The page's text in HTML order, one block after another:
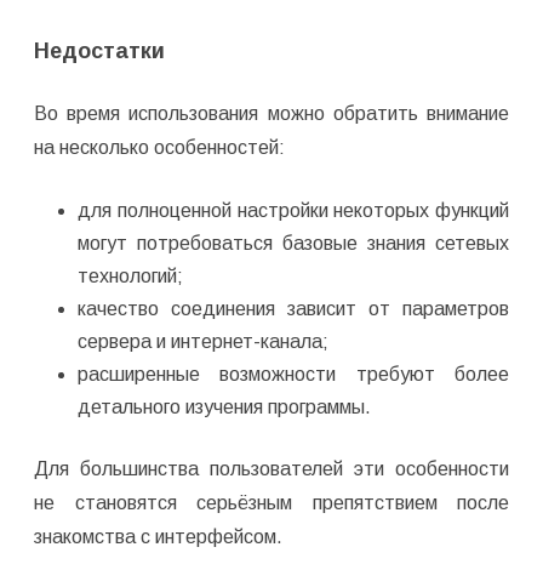
Недостатки
Во время использования можно обратить внимание
на несколько особенностей:
для полноценной настройки некоторых функций
могут потребоваться базовые знания сетевых
технологий;
качество соединения зависит от параметров
сервера и интернет-канала;
расширенные возможности требуют более
детального изучения программы.
Для большинства пользователей эти особенности
не становятся серьёзным препятствием после
знакомства с интерфейсом.